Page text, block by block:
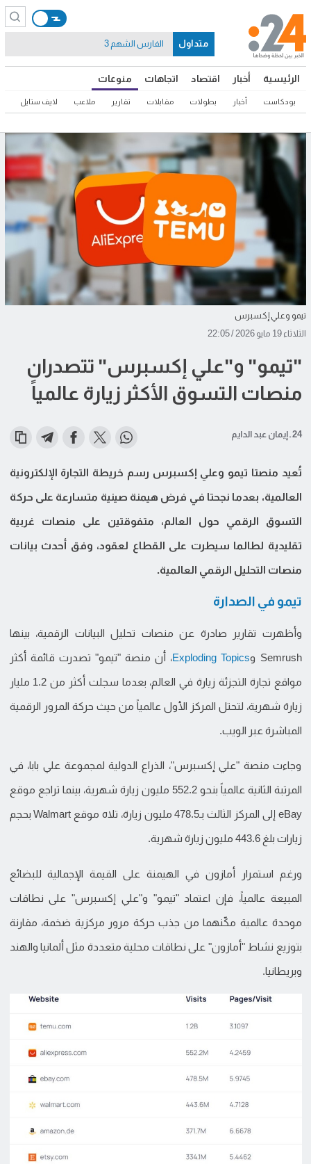
الرئيسية أخبار اقتصاد اتجاهات منوعات
بودكاست أخبار بطولات مقابلات تقارير ملاعب لايف ستايل
متداول الفارس الشهم 3
تيمو وعلي إكسبرس
الثلاثاء 19 مايو 2026 / 22:05
"تيمو" و"علي إكسبرس" تتصدران
منصات التسوق الأكثر زيارة عالمياً
24 ـ إيمان عبد الدايم
تُعيد منصتا تيمو وعلي إكسبرس رسم خريطة التجارة الإلكترونية
العالمية، بعدما نجحتا في فرض هيمنة صينية متسارعة على حركة
التسوق الرقمي حول العالم، متفوقتين على منصات غربية
تقليدية لطالما سيطرت على القطاع لعقود، وفق أحدث بيانات
منصات التحليل الرقمي العالمية.
تيمو في الصدارة
وأظهرت تقارير صادرة عن منصات تحليل البيانات الرقمية، بينها
Semrush و Exploding Topics، أن منصة "تيمو" تصدرت قائمة أكثر
مواقع تجارة التجزئة زيارة في العالم، بعدما سجلت أكثر من 1.2 مليار
زيارة شهرية، لتحتل المركز الأول عالمياً من حيث حركة المرور الرقمية
المباشرة عبر الويب.
وجاءت منصة "علي إكسبرس"، الذراع الدولية لمجموعة علي بابا، في
المرتبة الثانية عالمياً بنحو 552.2 مليون زيارة شهرية، بينما تراجع موقع
eBay إلى المركز الثالث بـ478.5 مليون زيارة، تلاه موقع Walmart بحجم
زيارات بلغ 443.6 مليون زيارة شهرية.
ورغم استمرار أمازون في الهيمنة على القيمة الإجمالية للبضائع
المبيعة عالمياً، فإن اعتماد "تيمو" و"علي إكسبرس" على نطاقات
موحدة عالمية مكّنهما من جذب حركة مرور مركزية ضخمة، مقارنة
بتوزيع نشاط "أمازون" على نطاقات محلية متعددة مثل ألمانيا والهند
وبريطانيا.